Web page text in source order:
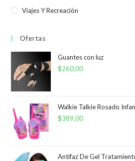
Viajes Y Recreación
Ofertas
Guantes con luz
$260,00
Walkie Talkie Rosado
$389,00
Antifaz De Gel